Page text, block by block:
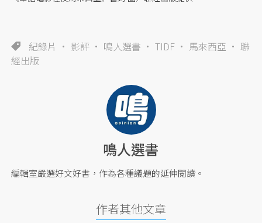
紀錄片 影評 鳴人選書 TIDF 馬來西亞
聯
經出版
鳴人選書
編輯室嚴選好文好書，作為各種議題的延伸閱讀。
作者其他文章